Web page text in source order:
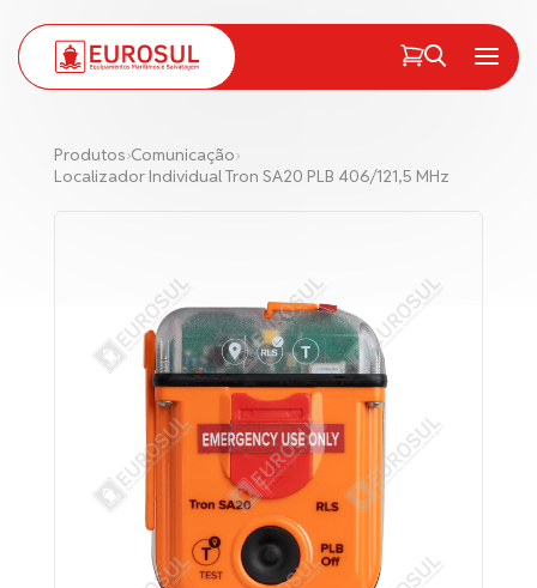
Menu
Produtos›Comunicação›
Localizador Individual Tron SA20 PLB 406/121,5 MHz